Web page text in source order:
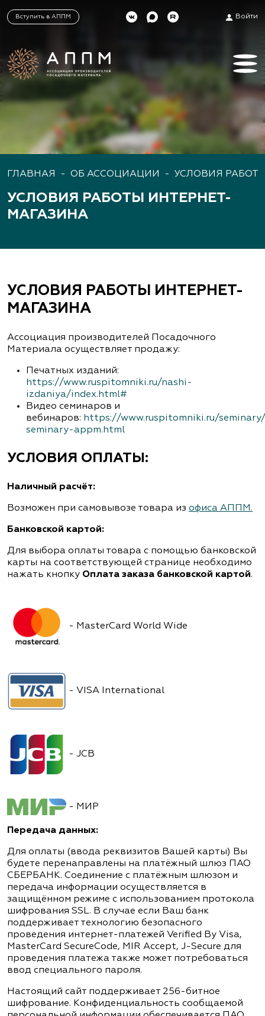
Вступить в АППМ Войти
ГЛАВНАЯ - ОБ АССОЦИАЦИИ - УСЛОВИЯ
УСЛОВИЯ РАБОТЫ ИНТЕРНЕТ-
МАГАЗИНА
УСЛОВИЯ РАБОТЫ ИНТЕРНЕТ-
МАГАЗИНА
Ассоциация производителей Посадочного
Материала осуществляет продажу:
Печатных изданий:
https://www.ruspitomniki.ru/nashi-
izdaniya/index.html#
Видео семинаров и
вебинаров: https://www.ruspitomniki.ru/
seminary-appm.html
УСЛОВИЯ ОПЛАТЫ:
Наличный расчёт:
Возможен при самовывозе товара из офиса АППМ.
Банковской картой:
Для выбора оплаты товара с помощью банковской
карты на соответствующей странице необходимо
нажать кнопку Оплата заказа банковской картой.
- MasterCard World Wide
- VISA International
- JCB
- МИР
Передача данных:
Для оплаты (ввода реквизитов Вашей карты) Вы
будете перенаправлены на платёжный шлюз ПАО
СБЕРБАНК. Соединение с платёжным шлюзом и
передача информации осуществляется в
защищённом режиме с использованием протокола
шифрования SSL. В случае если Ваш банк
поддерживает технологию безопасного
проведения интернет-платежей Verified By Visa,
MasterCard SecureCode, MIR Accept, J-Secure для
проведения платежа также может потребоваться
ввод специального пароля.
Настоящий сайт поддерживает 256-битное
шифрование. Конфиденциальность сообщаемой